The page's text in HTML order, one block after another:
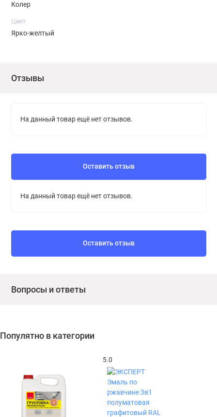
Колер
Цвет
Ярко-желтый
Отзывы
На данный товар ещё нет отзывов.
Оставить отзыв
На данный товар ещё нет отзывов.
Оставить отзыв
Вопросы и ответы
Популятно в категории
5.0